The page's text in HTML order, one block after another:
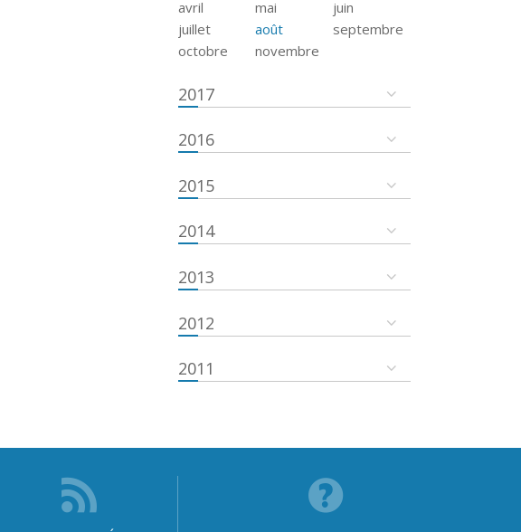
avril
mai
juin
juillet
août
septembre
octobre
novembre
2017
2016
2015
2014
2013
2012
2011